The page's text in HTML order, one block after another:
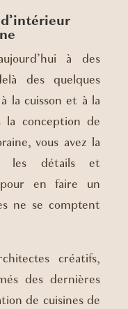
à des
des quelques
la cuisson et à la
la conception de
vous avez la
les détails et
en faire un
ne se comptent
créatifs,
des dernières
de cuisines de